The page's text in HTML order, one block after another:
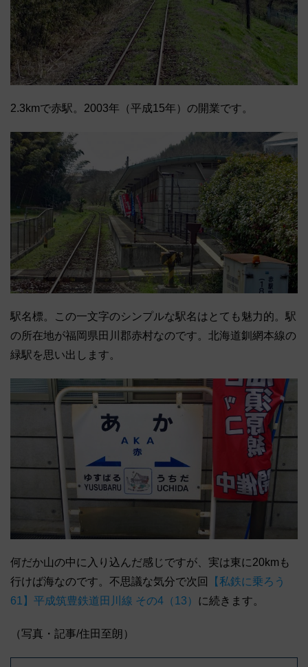
2.3kmで赤駅。2003年（平成15年）の開業です。
駅名標。この一文字のシンプルな駅名はとても魅力的。駅
の所在地が福岡県田川郡赤村なのです。北海道釧網本線の
緑駅を思い出します。
何だか山の中に入り込んだ感じですが、実は東に20kmも
行けば海なのです。不思議な気分で次回
【私鉄に乗ろう
61】平成筑豊鉄道田川線 その4（13） に続きます。
（写真・記事/住田至朗）